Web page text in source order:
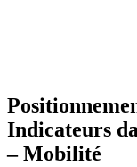
Indicateurs
– Mobilité